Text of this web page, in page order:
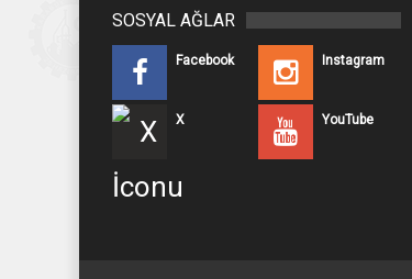
SOSYAL AĞLAR
Facebook Instagram
X YouTube